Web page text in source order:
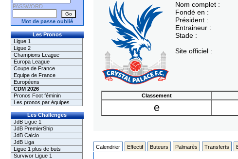
PASSWORD
Mot de passe oublié
Les Pronos
Ligue 1
Ligue 2
Champions League
Europa League
Coupe de France
Equipe de France
Européens
CDM 2026
Pronos Foot féminin
Les pronos par équipes
Les Challenges
JdB Ligue 1
JdB PremierShip
JdB Calcio
JdB Liga
Ligue 1 plus de buts
Survivor Ligue 1
Nom complet :
Fondé en :
Président :
Entraineur :
Stade :
Site officiel :
Classement
e
Calendrier Effectif Buteurs Palmarès Transferts